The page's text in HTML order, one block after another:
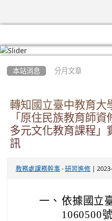
本站消息 分月文章
轉知國立臺中教育大
「原住民族教育師
多元文化教育課程」
訊
教務處課務幹事 - 研習進修 |
一、 依據國立
1060500